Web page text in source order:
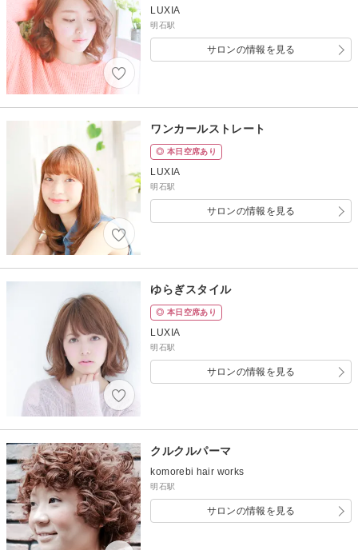
LUXIA
明石駅
サロンの情報を見る
ワンカールストレート
◎ 本日空席あり
LUXIA
明石駅
サロンの情報を見る
ゆらぎスタイル
◎ 本日空席あり
LUXIA
明石駅
サロンの情報を見る
クルクルパーマ
komorebi hair works
明石駅
サロンの情報を見る